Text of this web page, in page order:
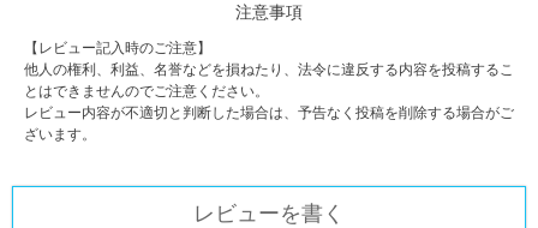
注意事項
【レビュー記入時のご注意】
他人の権利、利益、名誉などを損ねたり、法令に違反する内容を投稿するこ
とはできませんのでご注意ください。
レビュー内容が不適切と判断した場合は、予告なく投稿を削除する場合がご
ざいます。
レビューを書く